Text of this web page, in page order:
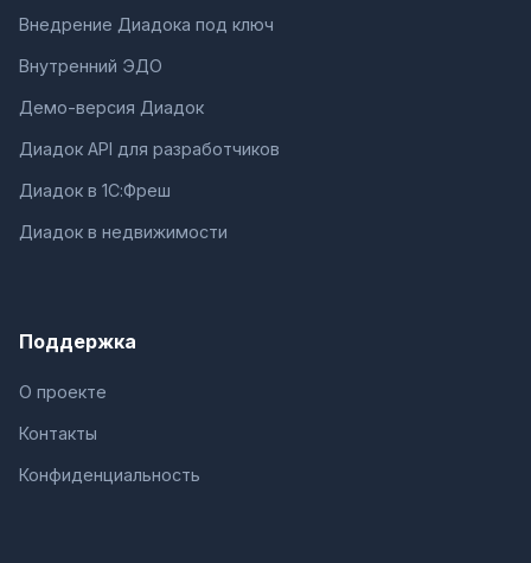
Внедрение Диадока под ключ
Внутренний ЭДО
Демо-версия Диадок
Диадок API для разработчиков
Диадок в 1С:Фреш
Диадок в недвижимости
Поддержка
О проекте
Контакты
Конфиденциальность